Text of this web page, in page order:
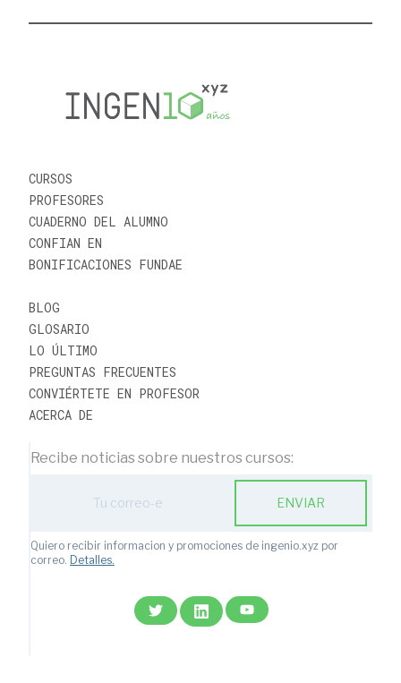
CURSOS
PROFESORES
CUADERNO DEL ALUMNO
CONFIAN EN
BONIFICACIONES FUNDAE
BLOG
GLOSARIO
LO ÚLTIMO
PREGUNTAS FRECUENTES
CONVIÉRTETE EN PROFESOR
ACERCA DE
Recibe noticias sobre nuestros cursos:
ENVIAR
Quiero recibir informacion y promociones de ingenio.xyz por
correo. Detalles.